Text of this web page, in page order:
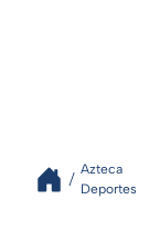
Azteca
Deportes